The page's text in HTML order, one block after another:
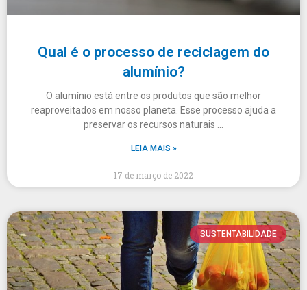
Qual é o processo de reciclagem do
alumínio?
O alumínio está entre os produtos que são melhor
reaproveitados em nosso planeta. Esse processo ajuda a
preservar os recursos naturais …
LEIA MAIS »
17 de março de 2022
SUSTENTABILIDADE